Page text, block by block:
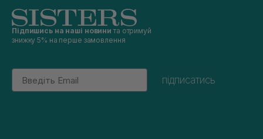
Підпишись на наші новини та отримуй
знижку 5% на перше замовлення
Email
підписатись